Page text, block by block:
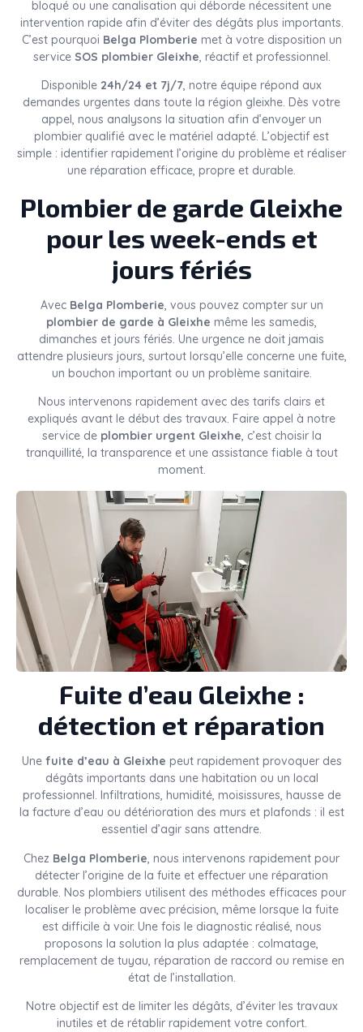
bloqué ou une canalisation qui déborde nécessitent une
intervention rapide afin d’éviter des dégâts plus importants.
C’est pourquoi Belga Plomberie met à votre disposition un
service SOS plombier Gleixhe, réactif et professionnel.
Disponible 24h/24 et 7j/7, notre équipe répond aux
demandes urgentes dans toute la région gleixhe. Dès votre
appel, nous analysons la situation afin d’envoyer un
plombier qualifié avec le matériel adapté. L’objectif est
simple : identifier rapidement l’origine du problème et réaliser
une réparation efficace, propre et durable.
Plombier de garde Gleixhe
pour les week-ends et
jours fériés
Avec Belga Plomberie, vous pouvez compter sur un
plombier de garde à Gleixhe même les samedis,
dimanches et jours fériés. Une urgence ne doit jamais
attendre plusieurs jours, surtout lorsqu’elle concerne une fuite,
un bouchon important ou un problème sanitaire.
Nous intervenons rapidement avec des tarifs clairs et
expliqués avant le début des travaux. Faire appel à notre
service de plombier urgent Gleixhe, c’est choisir la
tranquillité, la transparence et une assistance fiable à tout
moment.
Fuite d’eau Gleixhe :
détection et réparation
Une fuite d’eau à Gleixhe peut rapidement provoquer des
dégâts importants dans une habitation ou un local
professionnel. Infiltrations, humidité, moisissures, hausse de
la facture d’eau ou détérioration des murs et plafonds : il est
essentiel d’agir sans attendre.
Chez Belga Plomberie, nous intervenons rapidement pour
détecter l’origine de la fuite et effectuer une réparation
durable. Nos plombiers utilisent des méthodes efficaces pour
localiser le problème avec précision, même lorsque la fuite
est difficile à voir. Une fois le diagnostic réalisé, nous
proposons la solution la plus adaptée : colmatage,
remplacement de tuyau, réparation de raccord ou remise en
état de l’installation.
Notre objectif est de limiter les dégâts, d’éviter les travaux
inutiles et de rétablir rapidement votre confort.